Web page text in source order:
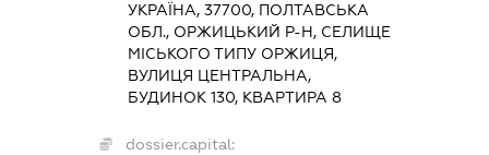
УКРАЇНА, 37700, ПОЛТАВСЬКА
ОБЛ., ОРЖИЦЬКИЙ Р-Н, СЕЛИЩЕ
МІСЬКОГО ТИПУ ОРЖИЦЯ,
ВУЛИЦЯ ЦЕНТРАЛЬНА,
БУДИНОК 130, КВАРТИРА 8
dossier.capital: